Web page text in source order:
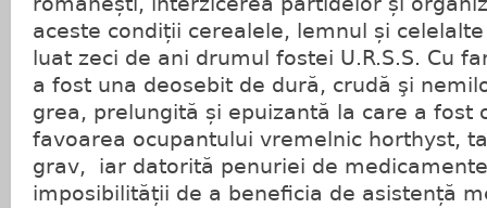
aceste condiții cerealele, lemnul și
luat zeci de ani drumul fostei U.R.S.S. Cu
a fost una deosebit de dură, crudă şi
grea, prelungită și epuizantă la care a fost
favoarea ocupantului vremelnic horthyst,
grav, iar datorită penuriei de
imposibilității de a beneficia de asistență